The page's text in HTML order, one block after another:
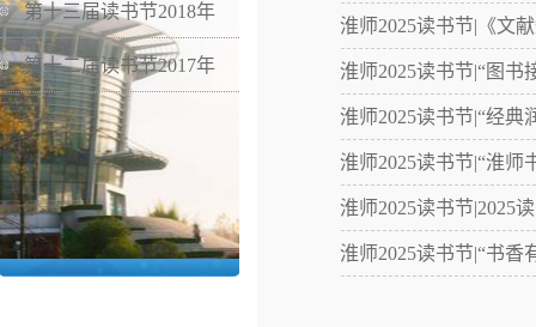
第十三届读书节2018年
第十二届读书节2017年
淮师2025读书节|《文
淮师2025读书节|“图书
淮师2025读书节|“经
淮师2025读书节|“淮
淮师2025读书节|2025
淮师2025读书节|“书